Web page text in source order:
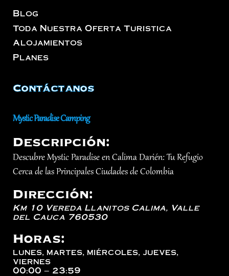
Blog
Toda Nuestra Oferta Turistica
Alojamientos
Planes
Contáctanos
Mystic Paradise Camping
Descripción:
Descubre Mystic Paradise en Calima Darién: Tu Refugio
Cerca de las Principales Ciudades de Colombia
Dirección:
Km 10 Vereda Llanitos Calima, Valle
del Cauca 760530
Horas:
lunes, martes, miércoles, jueves,
viernes
00:00 – 23:59